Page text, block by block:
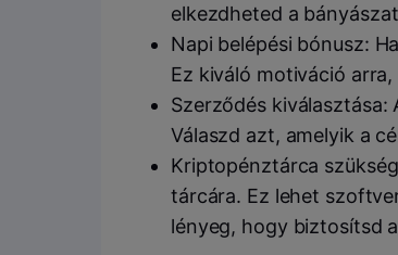
elkezdheted a
Napi belépési bónusz:
Ez kiváló motiváció
Szerződés
Válaszd azt, amelyik a
Kriptopénztárca
tárcára. Ez lehet
lényeg, hogy biztosítsd